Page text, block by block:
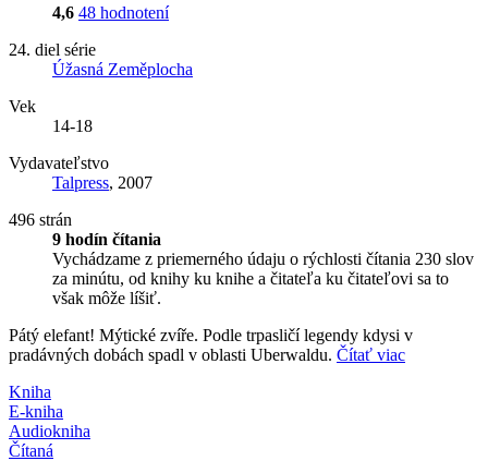
4,6 48 hodnotení
24. diel série
Úžasná Zeměplocha
Vek
14-18
Vydavateľstvo
Talpress, 2007
496 strán
9 hodín čítania
Vychádzame z priemerného údaju o rýchlosti čítania 230 slov
za minútu, od knihy ku knihe a čitateľa ku čitateľovi sa to
však môže líšiť.
Pátý elefant! Mýtické zvíře. Podle trpasličí legendy kdysi v
pradávných dobách spadl v oblasti Uberwaldu. Čítať viac
Kniha
E-kniha
Audiokniha
Čítaná